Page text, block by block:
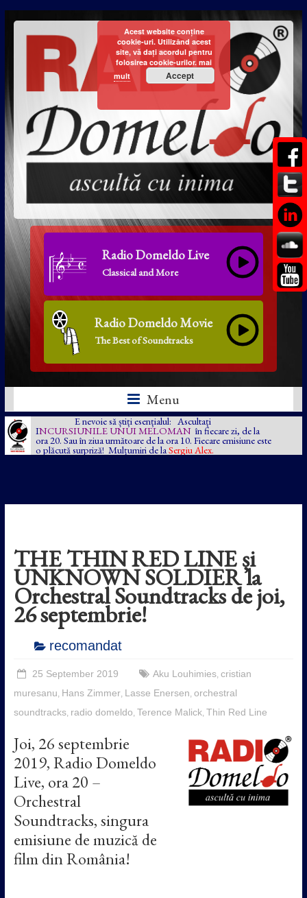
Radio Domeldo Live
Classical and More
Radio Domeldo Movie
The Best of Soundtracks
Menu
E nevoie să știți esențialul: Ascultați
INCURSIUNILE UNUI MELOMAN în fiecare zi, de la
ora 20. Sau în ziua următoare de la ora 10. Fiecare emisiune este
o plăcută surpriză! Mulțumiri de la Sergiu Alex.
THE THIN RED LINE și
UNKNOWN SOLDIER la
Orchestral Soundtracks de joi,
26 septembrie!
recomandat
25 September 2019 Aku Louhimies, cristian
muresanu Hans Zimmer, Lasse Enersen orchestral
soundtracks, radio domeldo Terence Malick, Thin Red Line
Joi, 26 septembrie
2019, Radio Domeldo
Live, ora 20 –
Orchestral
Soundtracks, singura
emisiune de muzică de
film din România!
Acest website conține
cookie-uri. Utilizând acest
site, vă dați acordul pentru
folosirea cookie-urilor. mai
mult
Accept